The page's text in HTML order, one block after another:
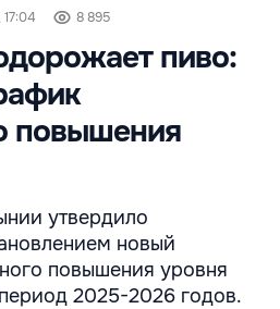
8 895
пиво:
повышения
утвердило
новый
повышения уровня
2025-2026 годов.